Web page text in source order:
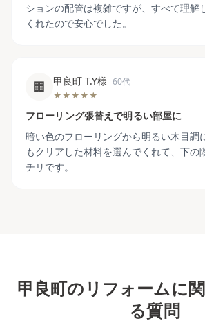
ションの配管は複雑ですが、すべて理解
くれたので安心でした。
🏢 甲良町 T.Y様 60代
★★★★★
フローリング張替えで明るい部屋に
暗い色のフローリングから明るい木目調
もクリアした材料を選んでくれて、下の
チリです。
甲良町のリフォームに
る質問